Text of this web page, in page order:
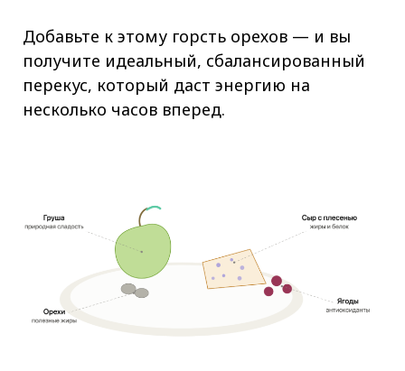
Добавьте к этому горсть орехов — и вы
получите идеальный, сбалансированный
перекус, который даст энергию на
несколько часов вперед.